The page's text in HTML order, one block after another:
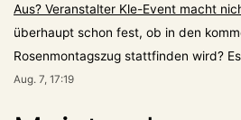
Aus? Veranstalter Kle-Event macht
überhaupt schon fest, ob in den
Rosenmontagszug stattfinden wird?
Aug. 7, 17:19